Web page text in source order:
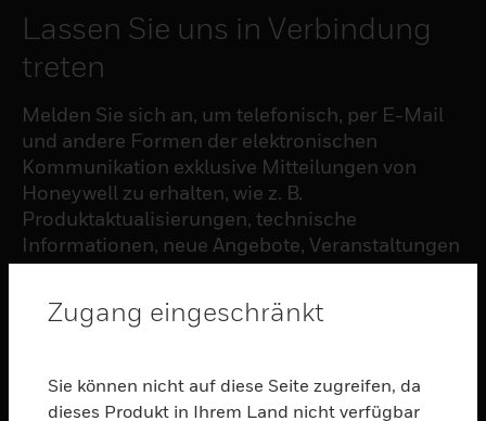
Lassen Sie uns in Verbindung
treten
Melden Sie sich an, um telefonisch, per E-Mail
und andere Formen der elektronischen
Kommunikation exklusive Mitteilungen von
Honeywell zu erhalten, wie z. B.
Produktaktualisierungen, technische
Informationen, neue Angebote, Veranstaltungen
und Neuigkeiten, Umfragen, Sonderangebote
Zugang eingeschränkt
Sie können nicht auf diese Seite zugreifen, da
dieses Produkt in Ihrem Land nicht verfügbar